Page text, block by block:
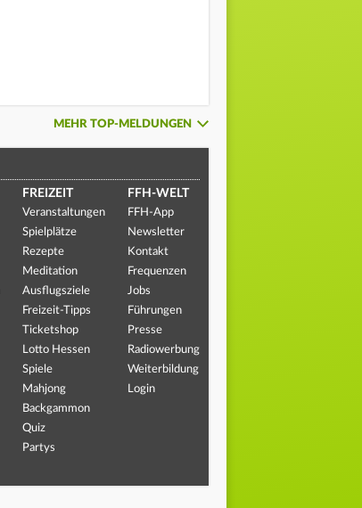
MEHR TOP-MELDUNGEN
FREIZEIT
Veranstaltungen
Spielplätze
Rezepte
Meditation
Ausflugsziele
Freizeit-Tipps
Ticketshop
Lotto Hessen
Spiele
Mahjong
Backgammon
Quiz
Partys
FFH-WELT
FFH-App
Newsletter
Kontakt
Frequenzen
Jobs
Führungen
Presse
Radiowerbung
Weiterbildung
Login